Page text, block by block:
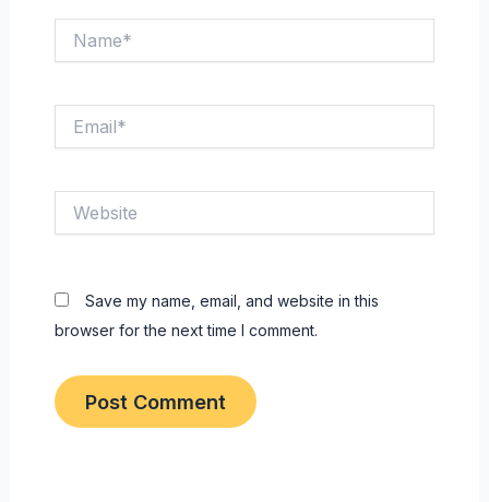
Save my name, email, and website in this
browser for the next time I comment.